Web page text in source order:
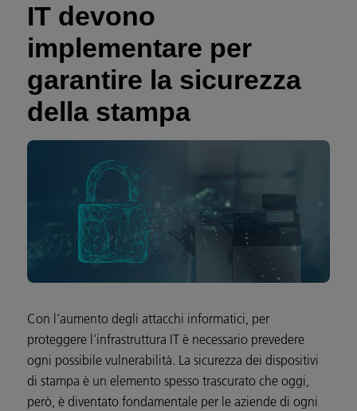
IT devono
implementare per
garantire la sicurezza
della stampa
Con l'aumento degli attacchi informatici, per
proteggere l'infrastruttura IT è necessario prevedere
ogni possibile vulnerabilità. La sicurezza dei dispositivi
di stampa è un elemento spesso trascurato che oggi,
però, è diventato fondamentale per le aziende di ogni